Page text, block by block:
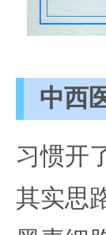
中西
习惯开
其实思